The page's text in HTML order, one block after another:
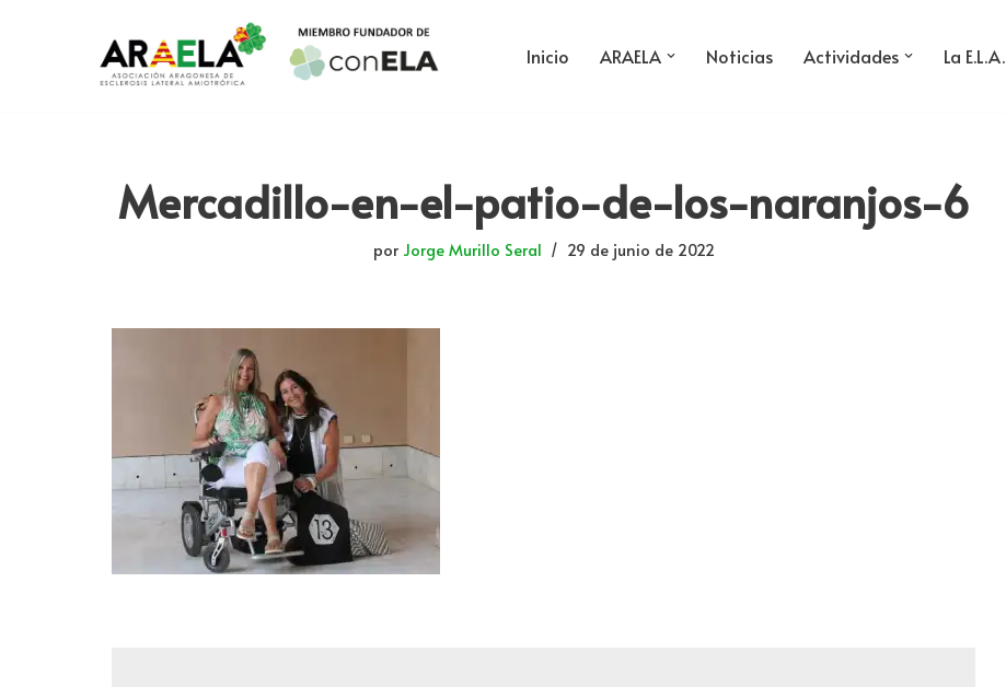
Inicio ARAELA Noticias Actividades La E.L.A.
Mercadillo-en-el-patio-de-los-naranjos-6
por Jorge Murillo Seral 29 de junio de 2022